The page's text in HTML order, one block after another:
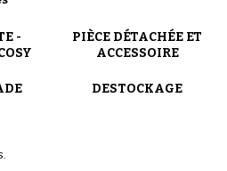
-
PIÈCE DÉTACHÉE ET
ACCESSOIRE
DESTOCKAGE